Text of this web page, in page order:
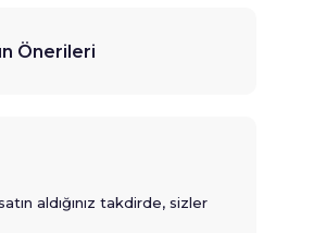
Önerileri
aldığınız takdirde, sizler